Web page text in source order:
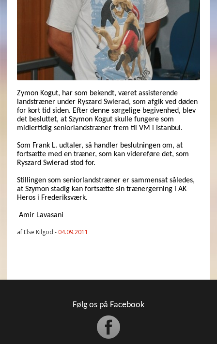
Zymon Kogut, har som bekendt, været assisterende
landstræner under Ryszard Swierad, som afgik ved døden
for kort tid siden. Efter denne sørgelige begivenhed, blev
det besluttet, at Szymon Kogut skulle fungere som
midlertidig seniorlandstræner frem til VM i Istanbul.
Som Frank L. udtaler, så handler beslutningen om, at
fortsætte med en træner, som kan videreføre det, som
Ryszard Swierad stod for.
Stillingen som seniorlandstræner er sammensat således,
at Szymon stadig kan fortsætte sin trænergerning i AK
Heros i Frederiksværk.
Amir Lavasani
af Else Kilgod - 04.09.2011
Følg os på Facebook